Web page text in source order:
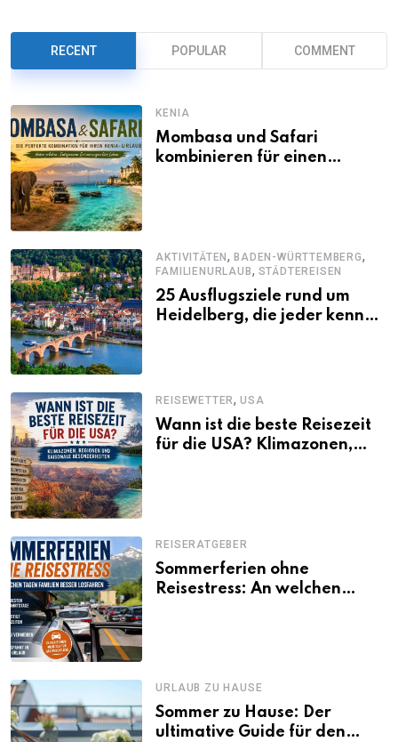
RECENT POPULAR COMMENT
KENIA
Mombasa und Safari
kombinieren für einen
AKTIVITÄTEN,BADEN-WÜRTTEMBERG,
FAMILIENURLAUB, STÄDTEREISEN
25 Ausflugsziele rund um
Heidelberg, die jeder kennen
REISEWETTER,USA
Wann ist die beste Reisezeit
für die USA? Klimazonen,
REISERATGEBER
Sommerferien ohne
Reisestress: An welchen
URLAUB ZU HAUSE
Sommer zu Hause: Der
ultimative Guide für den